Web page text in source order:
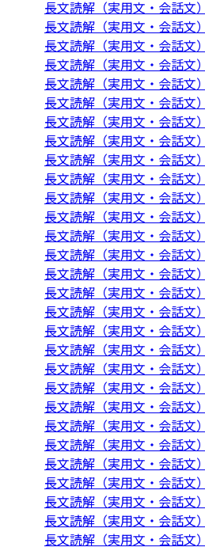
長文読解（実用文・会話文
長文読解（実用文・会話文
長文読解（実用文・会話文
長文読解（実用文・会話文
長文読解（実用文・会話文
長文読解（実用文・会話文
長文読解（実用文・会話文
長文読解（実用文・会話文
長文読解（実用文・会話文
長文読解（実用文・会話文
長文読解（実用文・会話文
長文読解（実用文・会話文
長文読解（実用文・会話文
長文読解（実用文・会話文
長文読解（実用文・会話文
長文読解（実用文・会話文
長文読解（実用文・会話文
長文読解（実用文・会話文
長文読解（実用文・会話文
長文読解（実用文・会話文
長文読解（実用文・会話文
長文読解（実用文・会話文
長文読解（実用文・会話文
長文読解（実用文・会話文
長文読解（実用文・会話文
長文読解（実用文・会話文
長文読解（実用文・会話文
長文読解（実用文・会話文
長文読解（実用文・会話文